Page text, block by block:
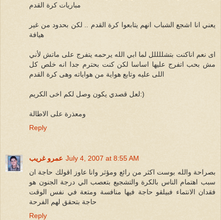
مباريات كرة القدم
يعني انا اشجع الشباب انهم يتابعوا كرة القدم .. لكن بحدود من غير
هيافة
اى نعم اناكنت بتشللللل لما ابي الله يرحمه يتفرج على ماتش لأني
مش بحب اتفرج عليها اساسا لكن كنت بحترم جدا انه خلص كل
اللى عليه وتابع هواية من هواياته وهى كرة القدم
لعل قصدي يكون وصل لكم اخى الكريم:)
ومعذرة على الاطالة
Reply
عمرو غريب July 4, 2007 at 8:55 AM
بصراحة والله بوست اكثر من رائع ومؤثر وانا عاوز اقولك حاجة ان
سبب اهتمام الناس بالكرة والتشجيع بتعصب الي درجة الجنون هو
فقدان الانتماء فبيلقو حاجة فيها منافسة ومتعة في نفس الوقت
حاجة بتحقق لهم الفرحة
Reply